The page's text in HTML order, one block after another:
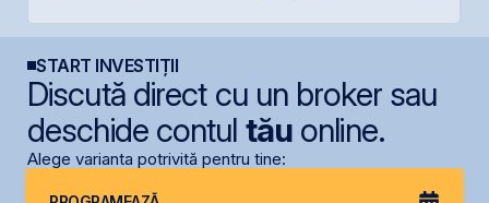
START INVESTIȚII
Discută direct cu un broker sau
deschide contul tăuonline.
Alege varianta potrivită pentru tine: